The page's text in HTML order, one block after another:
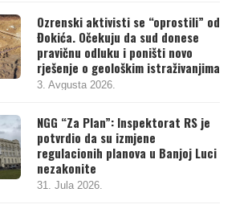
Ozrenski aktivisti se “oprostili” od
Đokića. Očekuju da sud donese
pravičnu odluku i poništi novo
rješenje o geološkim istraživanjima
3. Avgusta 2026.
NGG “Za Plan”: Inspektorat RS je
potvrdio da su izmjene
regulacionih planova u Banjoj Luci
nezakonite
31. Jula 2026.